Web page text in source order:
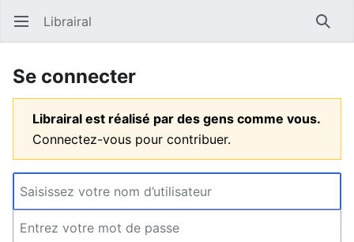
Ouvrir le menu principal Librairal
Se connecter
Librairal est réalisé par des gens comme vous.
Connectez-vous pour contribuer.